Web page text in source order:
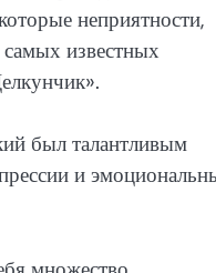
неприятности,
известных
был талантливым
и